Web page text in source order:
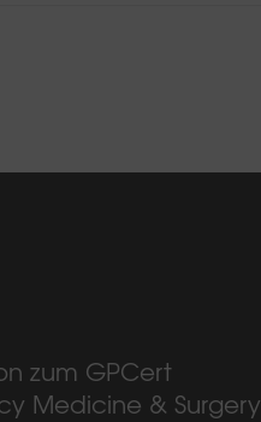
zum GPCert
Medicine & Surgery